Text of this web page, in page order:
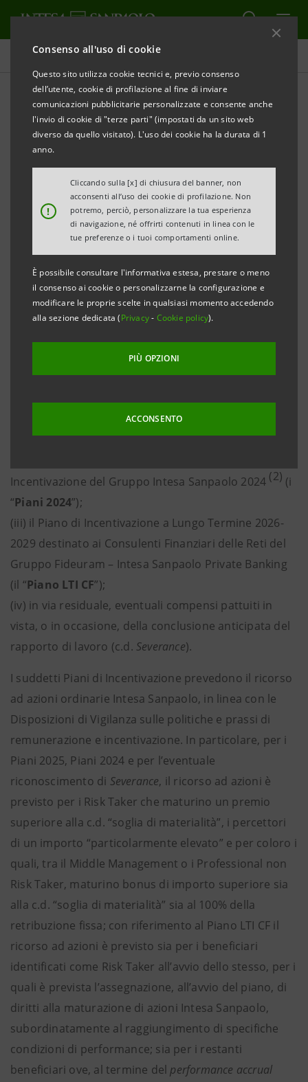
Consenso all'uso di cookie
Questo sito utilizza cookie tecnici e, previo consenso
dell’utente, cookie di profilazione al fine di inviare
comunicazioni pubblicitarie personalizzate e consente anche
l'invio di cookie di "terze parti" (impostati da un sito web
diverso da quello visitato). L'uso dei cookie ha la durata di 1
anno.
!
Cliccando sulla [x] di chiusura del banner, non
acconsenti all’uso dei cookie di profilazione. Non
potremo, perciò, personalizzare la tua esperienza
di navigazione, né offrirti contenuti in linea con le
tue preferenze o i tuoi comportamenti online.
È possibile consultare l'informativa estesa, prestare o meno
il consenso ai cookie o personalizzarne la configurazione e
modificare le proprie scelte in qualsiasi momento accedendo
alla sezione dedicata (Privacy- Cookie policy).
PIÙ OPZIONI
ACCONSENTO
Comunicati stampa
STAMPA AGGIORNA
INTESA SANPAOLO HA ESEGUITO LA PRIMA
TRANCHE DEL PROGRAMMA DI ACQUISTO DI AZIONI
PROPRIE ORDINARIE PER L’ASSEGNAZIONE
GRATUITA IN RELAZIONE AI PIANI DI
INCENTIVAZIONE DEL GRUPPO
Torino, Milano, 13 maggio 2026– Intesa Sanpaolo
informa che nei giorni 11 e 12 maggio 2026 ha
eseguito la prima
di azioni proprie ordinarie a servizio
dell’assegnazione gratuita di azioni ordinarie Intesa
Sanpaolo in relazione ai seguenti piani di
incentivazione del Gruppo:
(i) principalmente, il Sistema di Incentivazione 2025
del Gruppo Intesa Sanpaolo, nonché in proporzione
minore, i piani di incentivazione di alcune società
controllate(1)(collettivamente, i “Piani 2025”);
Incentivazione del Gruppo Intesa Sanpaolo 2024 (2) (i
“Piani 2024”);
(iii) il Piano di Incentivazione a Lungo Termine 2026-
2029 destinato ai Consulenti Finanziari delle Reti del
Gruppo Fideuram – Intesa Sanpaolo Private Banking
(il “Piano LTI CF”);
(iv) in via residuale, eventuali compensi pattuiti in
vista, o in occasione, della conclusione anticipata del
rapporto di lavoro (c.d. Severance).
I suddetti Piani di Incentivazione prevedono il ricorso
ad azioni ordinarie Intesa Sanpaolo, in linea con le
Disposizioni di Vigilanza sulle politiche e prassi di
remunerazione e incentivazione. In particolare, per i
Piani 2025, Piani 2024 e per l’eventuale
riconoscimento di Severance, il ricorso ad azioni è
previsto per i Risk Taker che maturino un premio
superiore alla c.d. “soglia di materialità”, i percettori
di un importo “particolarmente elevato” e per coloro i
quali, tra il Middle Management o i Professional non
Risk Taker, maturino bonus di importo superiore sia
alla c.d. “soglia di materialità” sia al 100% della
retribuzione fissa; con riferimento al Piano LTI CF il
ricorso ad azioni è previsto sia per i beneficiari
identificati come Risk Taker all’avvio dello stesso, per i
quali è prevista l’assegnazione, all’avvio del piano, di
diritti alla maturazione di azioni Intesa Sanpaolo,
subordinatamente al raggiungimento di specifiche
condizioni di performance; sia per i restanti
beneficiari ove, al termine del performance accrual